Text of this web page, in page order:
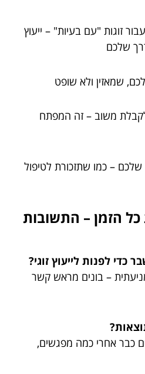
זוגות "עם בעיות" – ייעוץ
שלכם
שמאזין ולא שופט
משוב – זה המפתח
שלכם – כמו שתזכורת לטיפול
הזמן – התשובות
כדי לפנות לייעוץ זוגי?
– בונים מראש קשר
כבר אחרי כמה מפגשים,